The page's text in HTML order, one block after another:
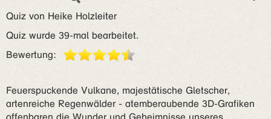
Quiz von Heike Holzleiter
Quiz wurde 39-mal bearbeitet.
Bewertung:
Feuerspuckende Vulkane, majestätische Gletscher,
artenreiche Regenwälder - atemberaubende 3D-Grafiken